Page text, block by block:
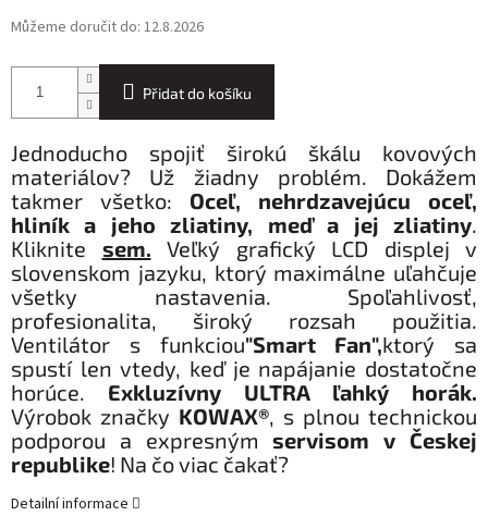
Můžeme doručit do: 12.8.2026
Přidat do košíku
Jednoducho spojiť širokú škálu kovových
materiálov? Už žiadny problém. Dokážem
takmer všetko: Oceľ, nehrdzavejúcu oceľ,
hliník a jeho zliatiny, meď a jej zliatiny.
Kliknite sem. Veľký grafický LCD displej v
slovenskom jazyku, ktorý maximálne uľahčuje
všetky nastavenia. Spoľahlivosť,
profesionalita, široký rozsah použitia.
Ventilátor s funkciou"Smart Fan",ktorý sa
spustí len vtedy, keď je napájanie dostatočne
horúce. Exkluzívny ULTRA ľahký horák.
Výrobok značky KOWAX®, s plnou technickou
podporou a expresnýmservisom v Českej
republike! Na čo viac čakať?
Detailní informace